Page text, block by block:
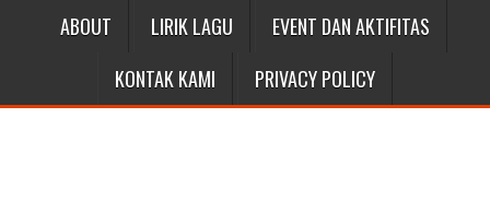
ABOUT LIRIK LAGU
EVENT DAN AKTIFITAS
KONTAK KAMI
PRIVACY POLICY